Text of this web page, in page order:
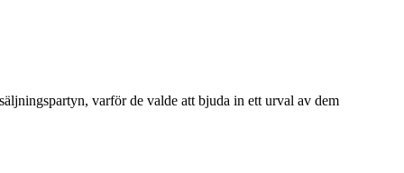
varför de valde att bjuda in ett urval av dem